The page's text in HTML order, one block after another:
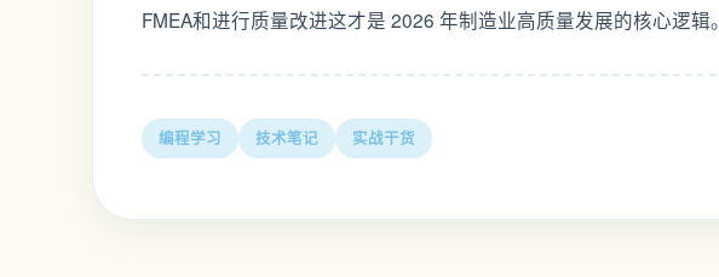
FMEA和进行质量改进这才是 2026 年制造业高质量发展的核心逻辑。
编程学习 技术笔记 实战干货